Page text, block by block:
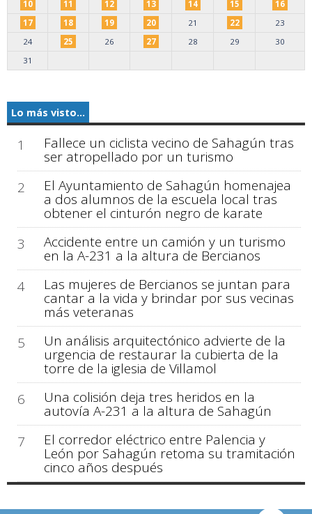
10
11 12 13 14 15
16
17
18 19 20 21 22
23
24
25 26 27 28 29
30
31
Lo más visto...
1 Fallece un ciclista vecino de Sahagún tras
ser atropellado por un turismo
2
El Ayuntamiento de Sahagún homenajea
a dos alumnos de la escuela local tras
obtener el cinturón negro de karate
3
Accidente entre un camión y un turismo
en la A-231 a la altura de Bercianos
4
Las mujeres de Bercianos se juntan para
cantar a la vida y brindar por sus vecinas
más veteranas
5
Un análisis arquitectónico advierte de la
urgencia de restaurar la cubierta de la
torre de la iglesia de Villamol
6
Una colisión deja tres heridos en la
autovía A-231 a la altura de Sahagún
7
El corredor eléctrico entre Palencia y
León por Sahagún retoma su tramitación
cinco años después